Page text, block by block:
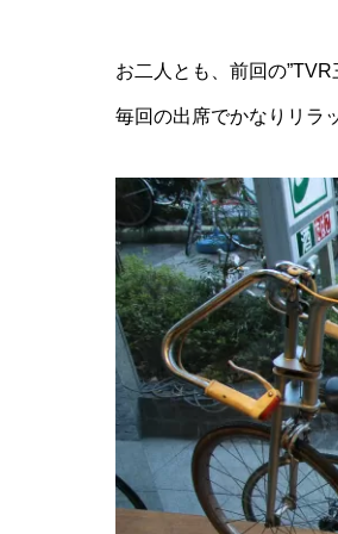
お二人とも、前回の
毎回の出席でかなりリラ